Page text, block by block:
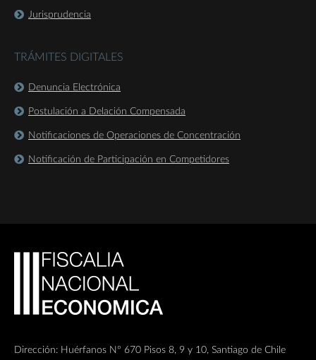
Jurisprudencia
TRÁMITES DIGITALES
Denuncia Electrónica
Postulación a Delación Compensada
Notificaciones de Operaciones de Concentración
Notificación de Participación en Competidores
Dirección: Huérfanos Nº 670 Pisos 8, 9 y 10, Santiago de Chile